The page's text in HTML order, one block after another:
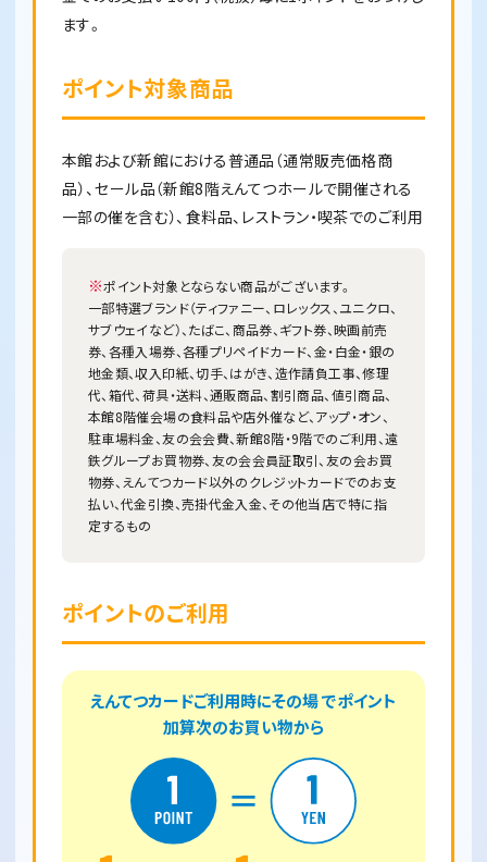
ます。
ポイント対象商品
本館および新館における普通品（通常販売価格商
品）、セール品（新館8階えんてつホールで開催される
一部の催を含む）、食料品、レストラン・喫茶でのご利用
※ポイント対象とならない商品がございます。
一部特選ブランド（ティファニー、ロレックス、ユニクロ、
サブウェイなど）、たばこ、商品券、ギフト券、映画前売
券、各種入場券、各種プリペイドカード、金・白金・銀の
地金類、収入印紙、切手、はがき、造作請負工事、修理
代、箱代、荷具・送料、通販商品、割引商品、値引商品、
本館8階催会場の食料品や店外催など、アップ・オン、
駐車場料金、友の会会費、新館8階・9階でのご利用、遠
鉄グループお買物券、友の会会員証取引、友の会お買
物券、えんてつカード以外のクレジットカードでのお支
払い、代金引換、売掛代金入金、その他当店で特に指
定するもの
ポイントのご利用
えんてつカードご利用時にその場 でポイント
加算次のお買い物から